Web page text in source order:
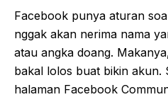
Facebook punya aturan
nggak akan nerima nama
atau angka doang.
bakal lolos buat bikin akun.
halaman Facebook